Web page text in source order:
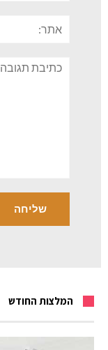
תגובה
המלצות החודש